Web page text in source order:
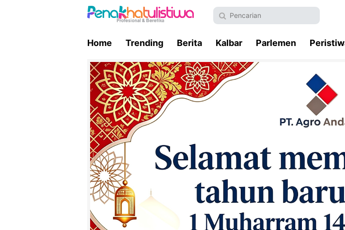
Home Trending Berita Kalbar Parlemen